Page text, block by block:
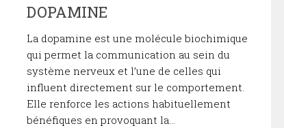
DOPAMINE
La dopamine est une molécule biochimique
qui permet la communication au sein du
système nerveux et l’une de celles qui
influent directement sur le comportement.
Elle renforce les actions habituellement
bénéfiques en provoquant la...